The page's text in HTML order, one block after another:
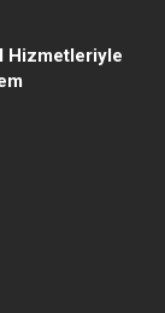
Hizmetleriyle